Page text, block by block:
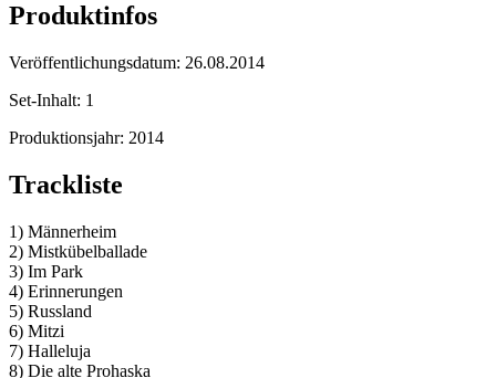
Produktinfos
Veröffentlichungsdatum: 26.08.2014
Set-Inhalt: 1
Produktionsjahr: 2014
Trackliste
1) Männerheim
2) Mistkübelballade
3) Im Park
4) Erinnerungen
5) Russland
6) Mitzi
7) Halleluja
8) Die alte Prohaska